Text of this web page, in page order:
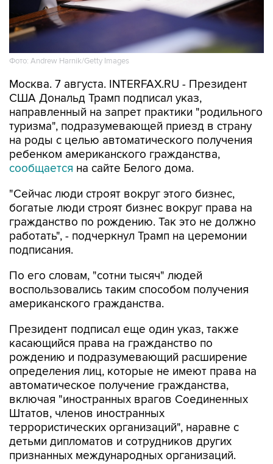
Фото: Andrew Harnik/Getty Images
Москва. 7 августа. INTERFAX.RU - Президент
США Дональд Трамп подписал указ,
направленный на запрет практики "родильного
туризма", подразумевающей приезд в страну
на роды с целью автоматического получения
ребенком американского гражданства,
сообщается на сайте Белого дома.
"Сейчас люди строят вокруг этого бизнес,
богатые люди строят бизнес вокруг права на
гражданство по рождению. Так это не должно
работать", - подчеркнул Трамп на церемонии
подписания.
По его словам, "сотни тысяч" людей
воспользовались таким способом получения
американского гражданства.
Президент подписал еще один указ, также
касающийся права на гражданство по
рождению и подразумевающий расширение
определения лиц, которые не имеют права на
автоматическое получение гражданства,
включая "иностранных врагов Соединенных
Штатов, членов иностранных
террористических организаций", наравне с
детьми дипломатов и сотрудников других
признанных международных организаций.